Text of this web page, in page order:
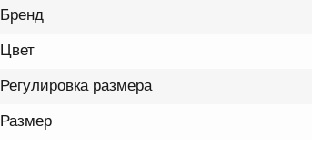
Бренд
Цвет
Регулировка размера
Размер